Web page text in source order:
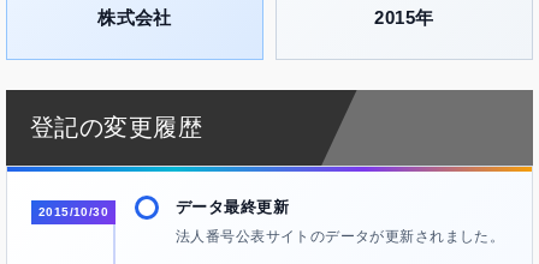
株式会社 2015年
登記の変更履歴
2015/10/30 データ最終更新
法人番号公表サイトのデータが更新されました。